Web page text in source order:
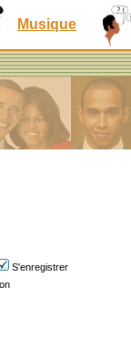
Musique
S'enregistrer